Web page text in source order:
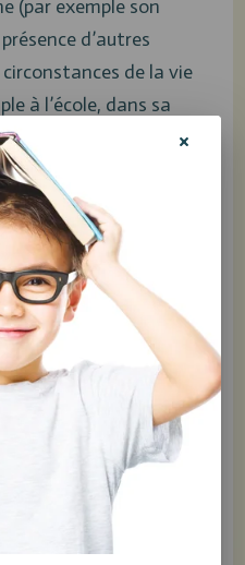
(par exemple son
d’autres
de la vie
à l’école, dans sa
Les professionnels
pour tenir
variables et de
exercer sur la
interprétation que
la présence d’une
mentionné
complète doit
de bien